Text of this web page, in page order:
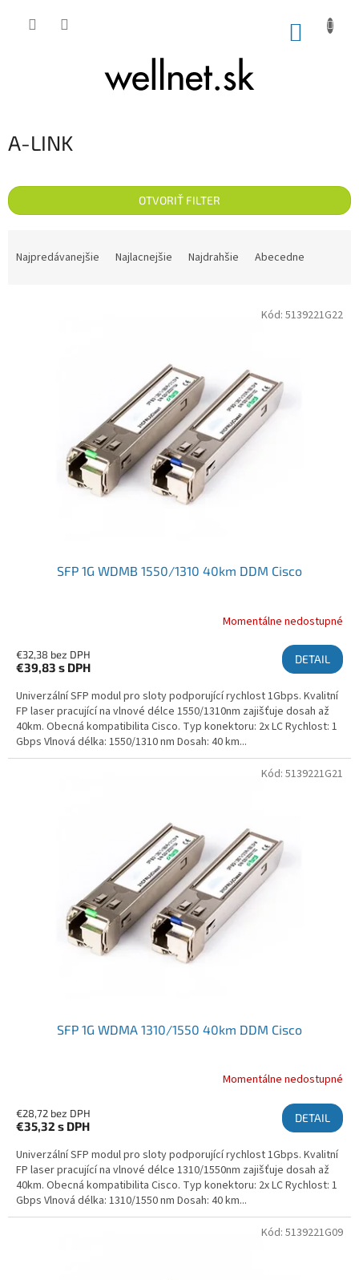
A-LINK
OTVORIŤ FILTER
Najpredávanejšie Najlacnejšie Najdrahšie Abecedne
SFP 1G WDMB 1550/1310 40km DDM Cisco
Momentálne nedostupné
€32,38 bez DPH
€39,83 s DPH
DETAIL
Univerzální SFP modul pro sloty podporující rychlost 1Gbps. Kvalitní
FP laser pracující na vlnové délce 1550/1310nm zajišťuje dosah až
40km. Obecná kompatibilita Cisco. Typ konektoru: 2x LC Rychlost: 1
Gbps Vlnová délka: 1550/1310 nm Dosah: 40 km...
Kód: 5139221G22
SFP 1G WDMA 1310/1550 40km DDM Cisco
Momentálne nedostupné
€28,72 bez DPH
€35,32 s DPH
DETAIL
Univerzální SFP modul pro sloty podporující rychlost 1Gbps. Kvalitní
FP laser pracující na vlnové délce 1310/1550nm zajišťuje dosah až
40km. Obecná kompatibilita Cisco. Typ konektoru: 2x LC Rychlost: 1
Gbps Vlnová délka: 1310/1550 nm Dosah: 40 km...
Kód: 5139221G21
Kód: 5139221G09